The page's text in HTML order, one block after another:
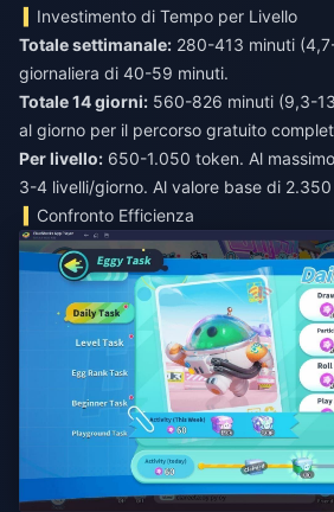
Investimento di Tempo per Livello
Totale settimanale: 280-413 minuti
giornaliera di 40-59 minuti.
Totale 14 giorni: 560-826 minuti (9,3-
al giorno per il percorso gratuito
Per livello: 650-1.050 token. Al
3-4 livelli/giorno. Al valore base di
Confronto Efficienza